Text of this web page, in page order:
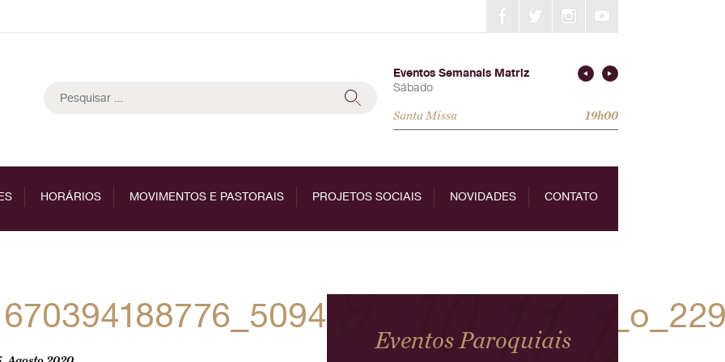
por:
Eventos Semanais Matriz
Sábado
Santa Missa 19h00
HORÁRIOS MOVIMENTOS E PASTORAIS PROJETOS SOCIAIS NOVIDADES CONTATO
Eventos Paroquiais